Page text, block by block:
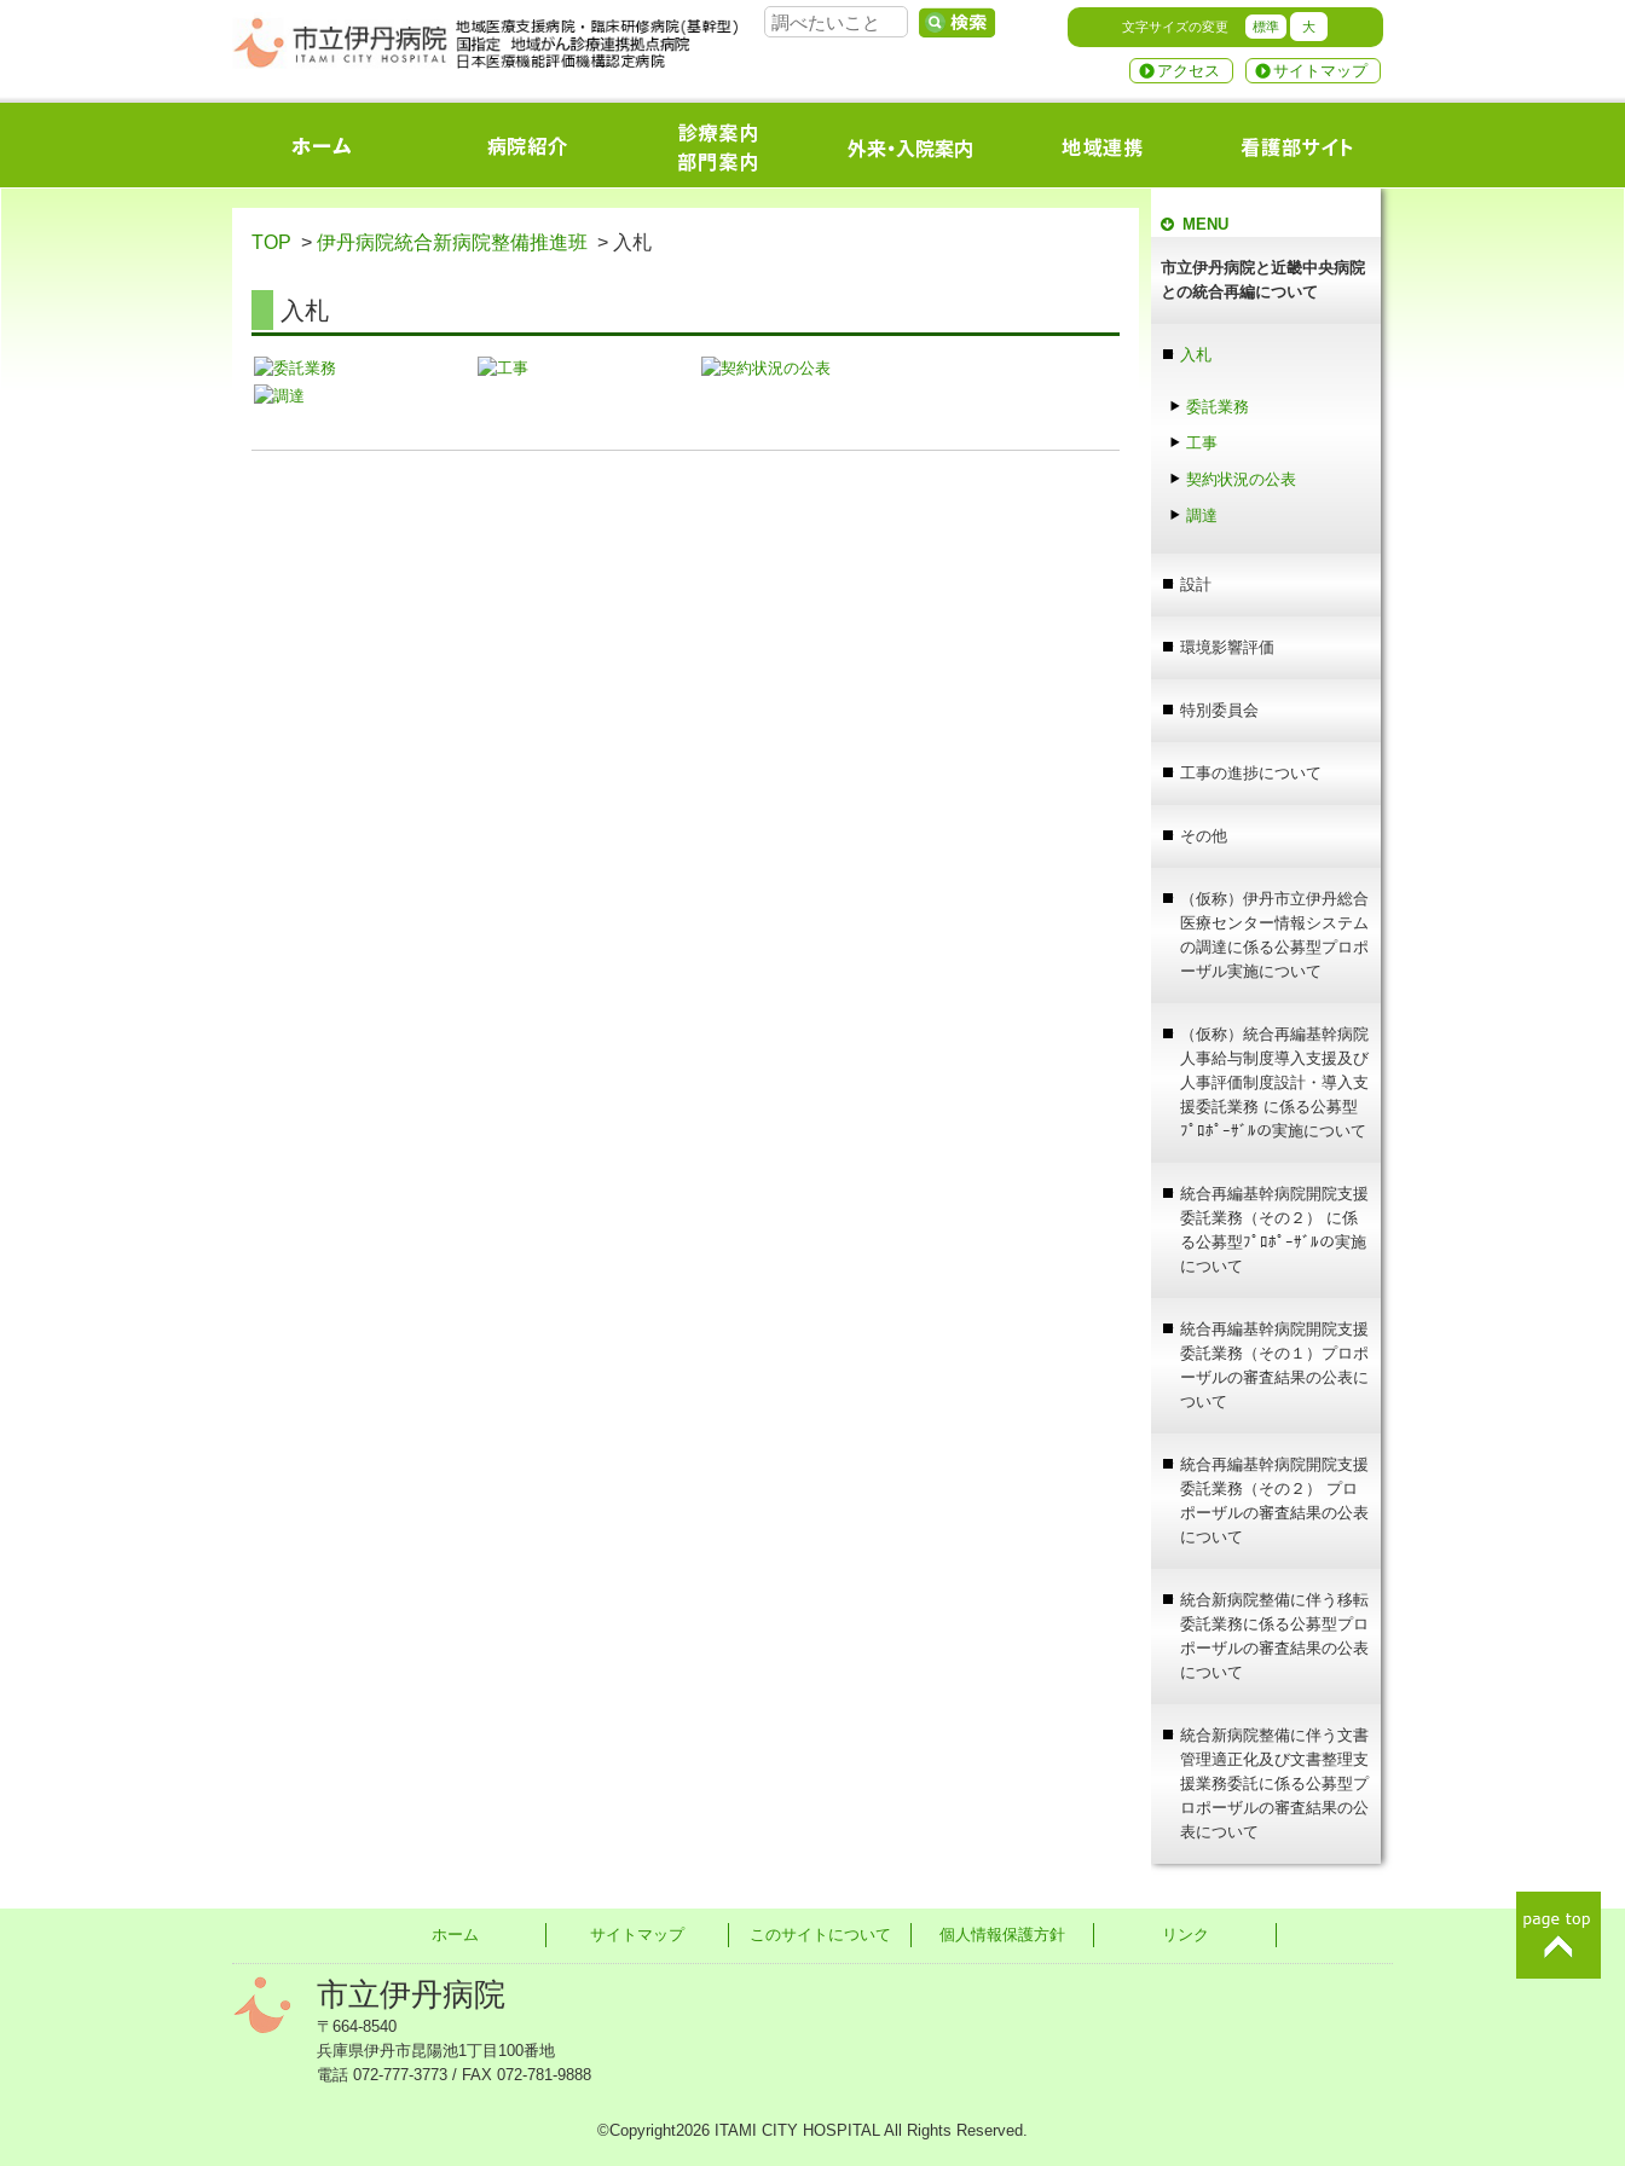
文字サイズの変更 標準 大
サイトマップ
アクセス
TOP > 伊丹病院統合新病院整備推進班 > 入札
入札
MENU
市立伊丹病院と近畿中央病院
との統合再編について
入札
委託業務
工事
契約状況の公表
調達
設計
環境影響評価
特別委員会
工事の進捗について
その他
（仮称）伊丹市立伊丹総合
医療センター情報システム
の調達に係る公募型プロポ
ーザル実施について
（仮称）統合再編基幹病院
人事給与制度導入支援及び
人事評価制度設計・導入支
援委託業務 に係る公募型
ﾌﾟﾛﾎﾟｰｻﾞﾙの実施について
統合再編基幹病院開院支援
委託業務（その２） に係
る公募型ﾌﾟﾛﾎﾟｰｻﾞﾙの実施
について
統合再編基幹病院開院支援
委託業務（その１）プロポ
ーザルの審査結果の公表に
ついて
統合再編基幹病院開院支援
委託業務（その２） プロ
ポーザルの審査結果の公表
について
統合新病院整備に伴う移転
委託業務に係る公募型プロ
ポーザルの審査結果の公表
について
統合新病院整備に伴う文書
管理適正化及び文書整理支
援業務委託に係る公募型プ
ロポーザルの審査結果の公
表について
ホーム サイトマップ このサイトについて 個人情報保護方針 リンク
市立伊丹病院
〒664-8540
兵庫県伊丹市昆陽池1丁目100番地
電話 072-777-3773 / FAX 072-781-9888
©Copyright2026 ITAMI CITY HOSPITAL All Rights Reserved.